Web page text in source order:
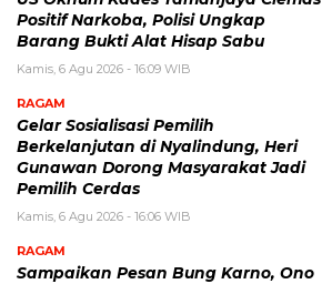
Positif Narkoba, Polisi Ungkap
Barang Bukti Alat Hisap Sabu
Kamis, 6 Agu 2026 - 16:09 WIB
RAGAM
Gelar Sosialisasi Pemilih
Berkelanjutan di Nyalindung, Heri
Gunawan Dorong Masyarakat Jadi
Pemilih Cerdas
Kamis, 6 Agu 2026 - 16:06 WIB
RAGAM
Sampaikan Pesan Bung Karno, Ono